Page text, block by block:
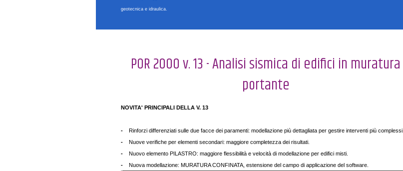
geotecnica e idraulica.
POR 2000 v. 13 - Analisi sismica di edifici in muratura
portante
NOVITA' PRINCIPALI DELLA V. 13
- Rinforzi differenziati sulle due facce dei paramenti: modellazione più dettagliata per gestire interventi più complessi.
- Nuove verifiche per elementi secondari: maggiore completezza dei risultati.
- Nuovo elemento PILASTRO: maggiore flessibilità e velocità di modellazione per edifici misti.
- Nuova modellazione: MURATURA CONFINATA, estensione del campo di applicazione del software.